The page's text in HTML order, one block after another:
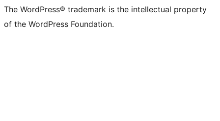
The WordPress® trademark is the intellectual property
of the WordPress Foundation.